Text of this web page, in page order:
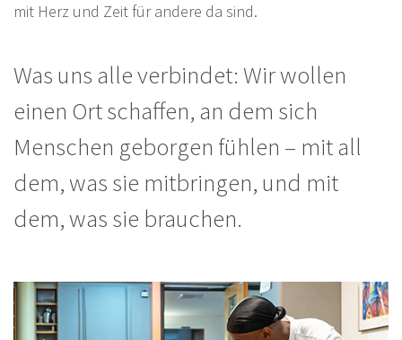
mit Herz und Zeit für andere da sind.
Was uns alle verbindet: Wir wollen
einen Ort schaffen, an dem sich
Menschen geborgen fühlen – mit all
dem, was sie mitbringen, und mit
dem, was sie brauchen.